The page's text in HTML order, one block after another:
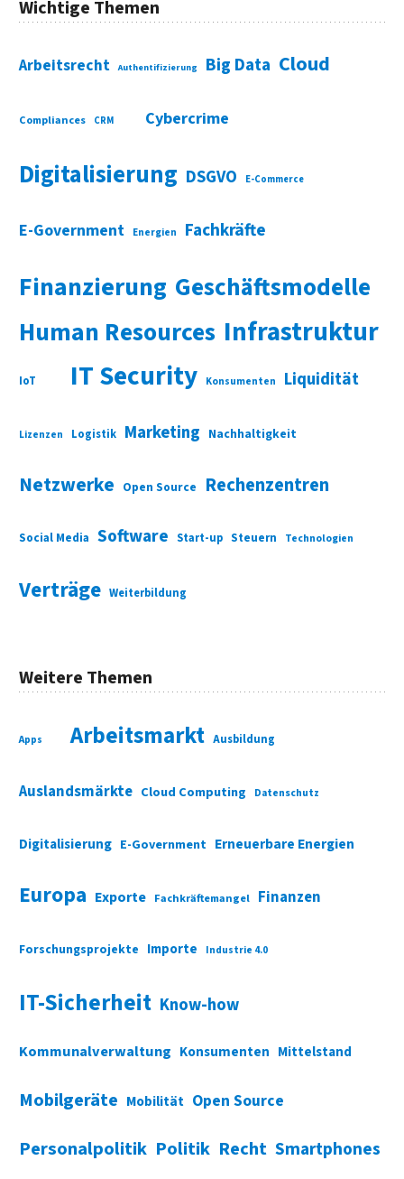
Wichtige Themen
Arbeitsrecht Authentifizierung Big Data Cloud
Compliances CRM Cybercrime
Digitalisierung DSGVO E-Commerce
E-Government Energien Fachkräfte
Finanzierung Geschäftsmodelle
Human Resources Infrastruktur
IoT IT Security Konsumenten Liquidität
Lizenzen Logistik Marketing Nachhaltigkeit
Netzwerke Open Source Rechenzentren
Social Media Software Start-up Steuern Technologien
Verträge Weiterbildung
Weitere Themen
Apps Arbeitsmarkt Ausbildung
Auslandsmärkte Cloud Computing Datenschutz
Digitalisierung E-Government Erneuerbare Energien
Europa Exporte Fachkräftemangel Finanzen
Forschungsprojekte Importe Industrie 4.0
IT-Sicherheit Know-how
Kommunalverwaltung Konsumenten Mittelstand
Mobilgeräte Mobilität Open Source
Personalpolitik Politik Recht Smartphones